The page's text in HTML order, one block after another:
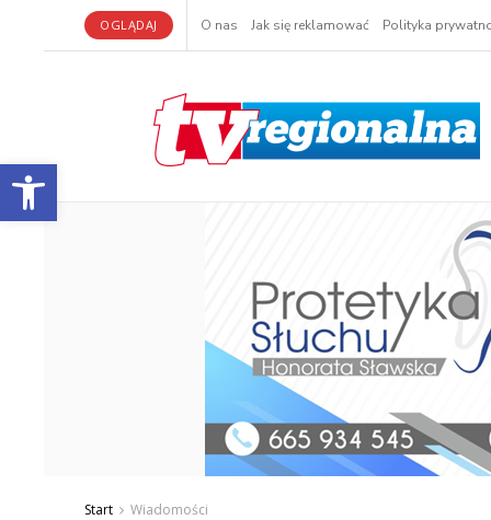
Otwórz pasek narzędzi
OGLĄDAJ O nas Jak się reklamować Polityka
Start Wiadomości